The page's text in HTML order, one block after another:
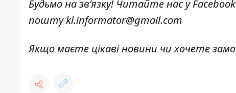
Будьмо на зв’язку! Читайте нас уFacebook
поштуkl.informator@gmail.com
Якщо маєте цікаві новини чи хочете